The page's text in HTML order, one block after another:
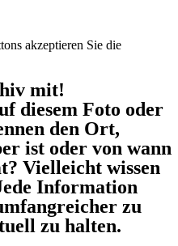
akzeptieren Sie die
mit!
diesem Foto oder
den Ort,
ist oder von wann
Vielleicht wissen
Information
zu
zu halten.